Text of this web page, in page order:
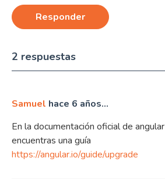
Responder
2 respuestas
Samuel hace 6 años...
En la documentación oficial de angular
encuentras una guía
https://angular.io/guide/upgrade